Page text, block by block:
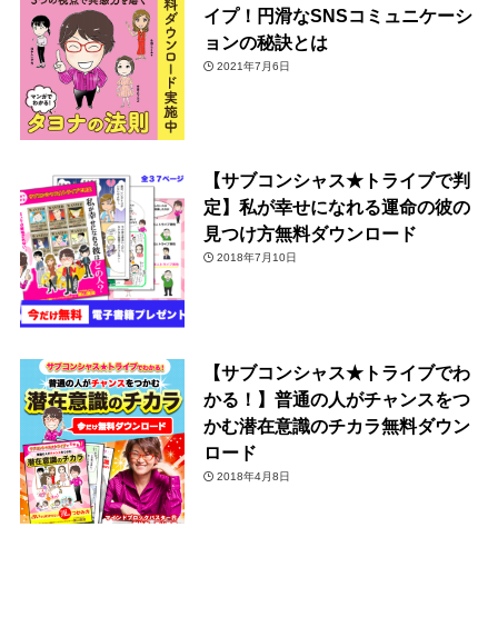
イプ！円滑なSNSコミュニケーシ
ョンの秘訣とは
2021年7月6日
【サブコンシャス★トライブで判
定】私が幸せになれる運命の彼の
見つけ方無料ダウンロード
2018年7月10日
【サブコンシャス★トライブでわ
かる！】普通の人がチャンスをつ
かむ潜在意識のチカラ無料ダウン
ロード
2018年4月8日